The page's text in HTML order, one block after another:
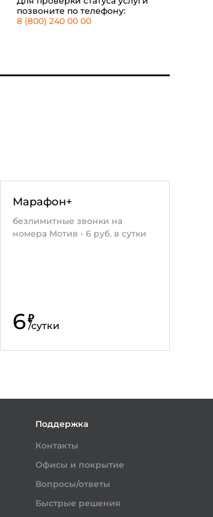
позвоните по телефону:
8 (800) 240 00 00
Марафон+
безлимитные звонки на
номера Мотив - 6 руб. в сутки
6₽
/сутки
Поддержка
Контакты
Офисы и покрытие
Вопросы/ответы
Быстрые решения